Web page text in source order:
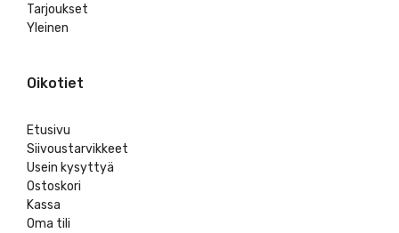
Tarjoukset
Yleinen
Oikotiet
Etusivu
Siivoustarvikkeet
Usein kysyttyä
Ostoskori
Kassa
Oma tili